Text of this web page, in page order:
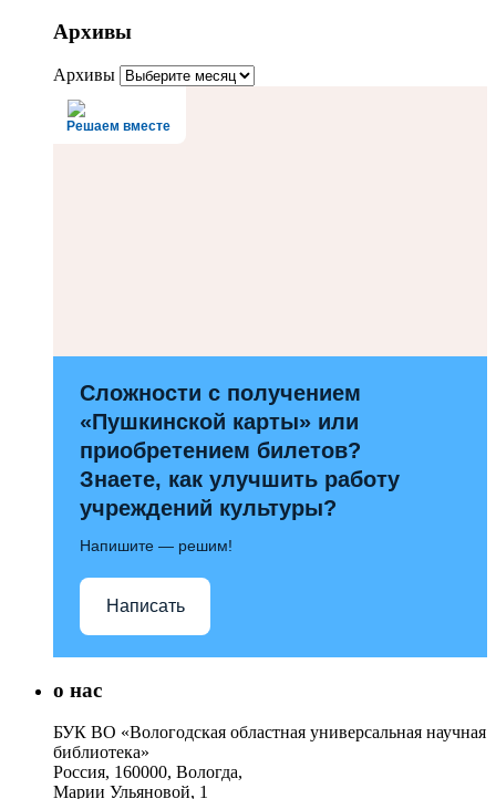
Архивы
Архивы
Решаем вместе
Сложности с получением
«Пушкинской карты» или
приобретением билетов?
Знаете, как улучшить работу
учреждений культуры?
Напишите — решим!
Написать
о нас
БУК ВО «Вологодская областная универсальная научная
библиотека»
Россия, 160000, Вологда,
Марии Ульяновой, 1